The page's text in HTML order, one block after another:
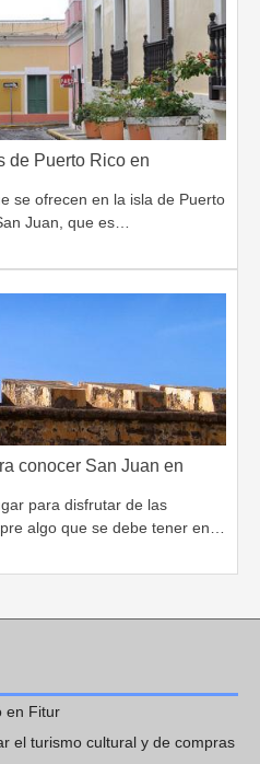
de Puerto Rico en
se ofrecen en la isla de Puerto
Juan, que es…
conocer San Juan en
para disfrutar de las
algo que se debe tener en…
en Fitur
el turismo cultural y de compras